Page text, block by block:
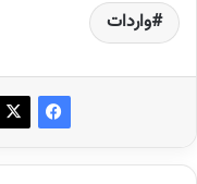
واردات